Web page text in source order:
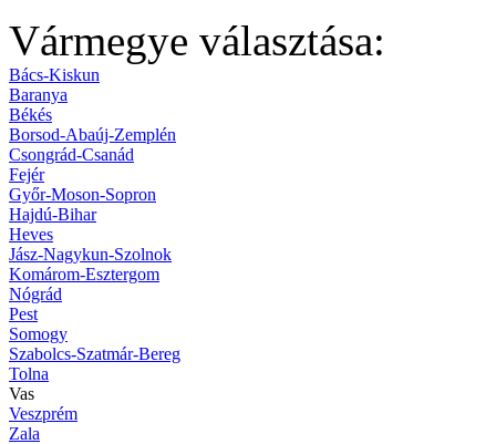
Vármegye választása:
Bács-Kiskun
Baranya
Békés
Borsod-Abaúj-Zemplén
Csongrád-Csanád
Fejér
Győr-Moson-Sopron
Hajdú-Bihar
Heves
Jász-Nagykun-Szolnok
Komárom-Esztergom
Nógrád
Pest
Somogy
Szabolcs-Szatmár-Bereg
Tolna
Vas
Veszprém
Zala